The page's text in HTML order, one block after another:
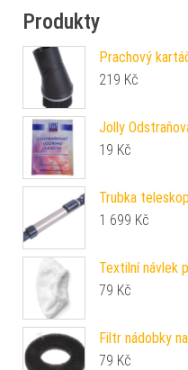
Produkty
Prachový
219 Kč
Jolly
19 Kč
Trubka
1 699 Kč
Textilní návlek
79 Kč
Filtr nádobky
79 Kč